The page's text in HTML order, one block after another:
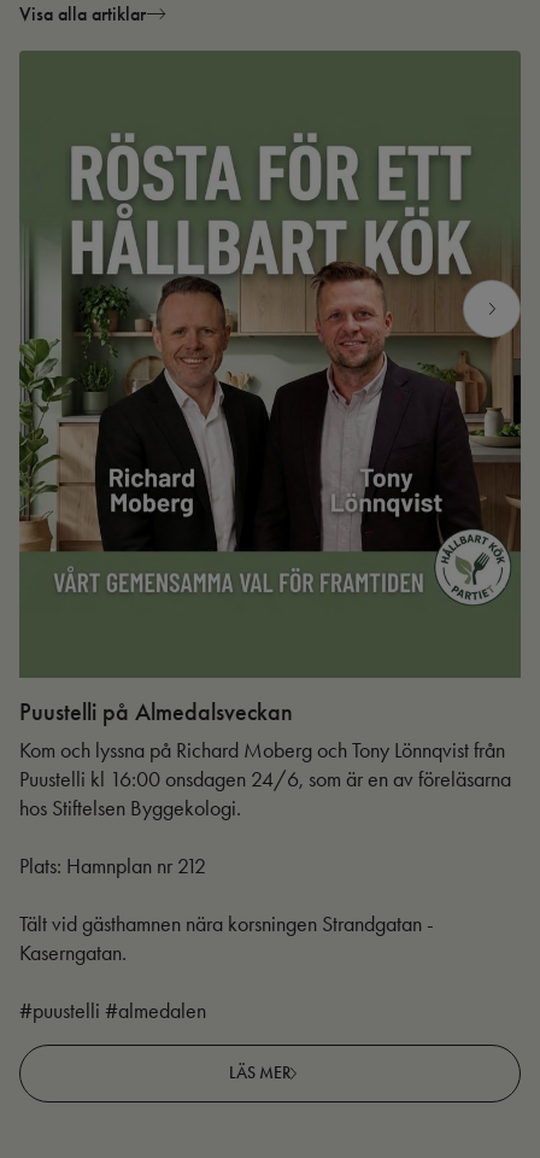
Visa alla artiklar
Puustelli på Almedalsveckan
Kom och lyssna på Richard Moberg och Tony Lönnqvist från
Puustelli kl 16:00 onsdagen 24/6, som är en av föreläsarna
hos Stiftelsen Byggekologi.
Plats: Hamnplan nr 212
Tält vid gästhamnen nära korsningen Strandgatan -
Kaserngatan.
#puustelli #almedalen
LÄS MER